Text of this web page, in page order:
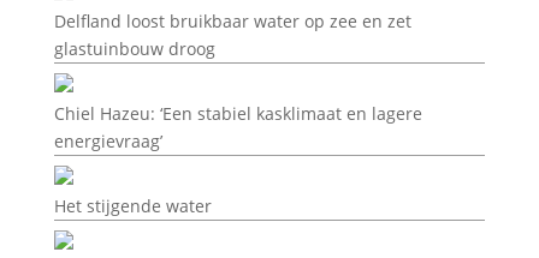
Delfland loost bruikbaar water op zee en zet
glastuinbouw droog
Chiel Hazeu: ‘Een stabiel kasklimaat en lagere
energievraag’
Het stijgende water